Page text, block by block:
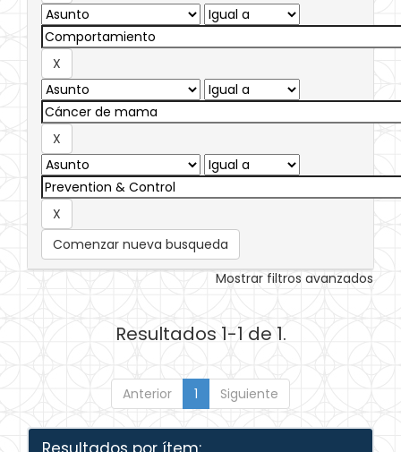
Comenzar nueva busqueda
Mostrar filtros avanzados
Resultados 1-1 de 1.
Anterior 1 Siguiente